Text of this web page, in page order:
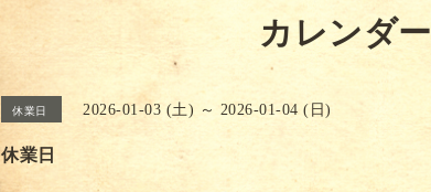
カレンダー
休業日 2026-01-03 (土) ～ 2026-01-04 (日)
休業日